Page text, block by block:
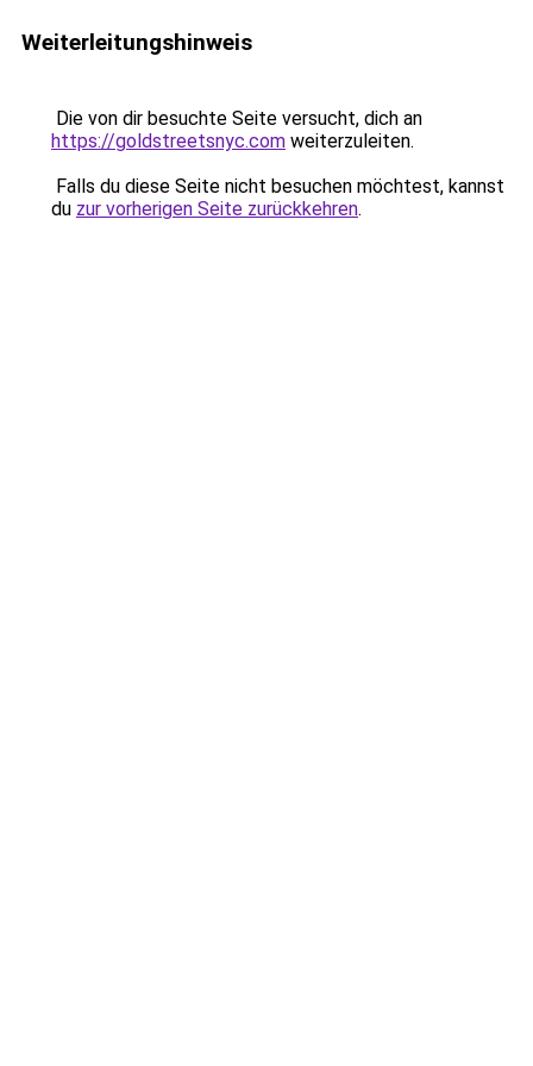
Weiterleitungshinweis
Die von dir besuchte Seite versucht, dich an
https://goldstreetsnyc.com weiterzuleiten.
Falls du diese Seite nicht besuchen möchtest, kannst
du zur vorherigen Seite zurückkehren.